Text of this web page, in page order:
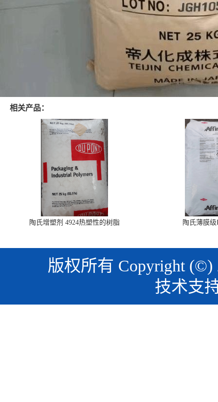
相关产品：
陶氏增塑剂 4924热塑性的树脂 陶氏薄膜级
版权所有 Copyright
技术支